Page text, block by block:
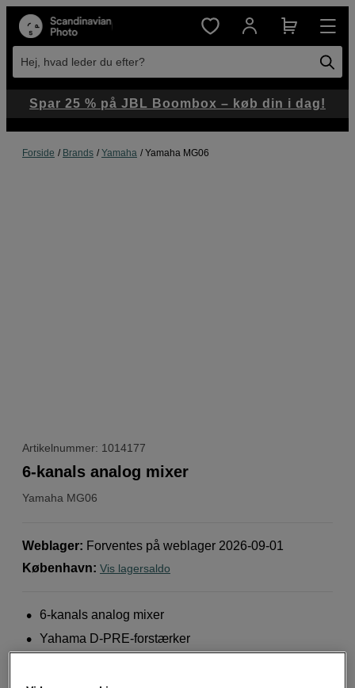
Hej, hvad leder du efter?
Forside Brands Yamaha Yamaha MG06
Artikelnummer: 1014177
Yamaha MG06
6-kanals analog mixer
Weblager: Forventes på weblager 2026-09-01
København: Vis lagersaldo
6-kanals analog mixer
Yahama D-PRE-forstærker
Mere information
Spar 25 % på JBL Boombox – køb din i dag!